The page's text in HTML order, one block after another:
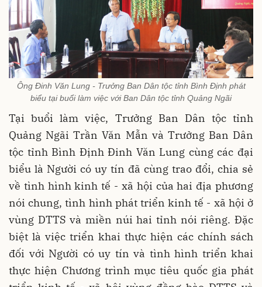
Ông Đinh Văn Lung - Trưởng Ban Dân tộc tỉnh Bình Định phát
biểu tại buổi làm việc với Ban Dân tộc tỉnh Quảng Ngãi
Tại buổi làm việc, Trưởng Ban Dân tộc tỉnh
Quảng Ngãi Trần Văn Mẫn và Trưởng Ban Dân
tộc tỉnh Bình Định Đinh Văn Lung cùng các đại
biểu là Người có uy tín đã cùng trao đổi, chia sẻ
về tình hình kinh tế - xã hội của hai địa phương
nói chung, tình hình phát triển kinh tế - xã hội ở
vùng DTTS và miền núi hai tỉnh nói riêng. Đặc
biệt là việc triển khai thực hiện các chính sách
đối với Người có uy tín và tình hình triển khai
thực hiện Chương trình mục tiêu quốc gia phát